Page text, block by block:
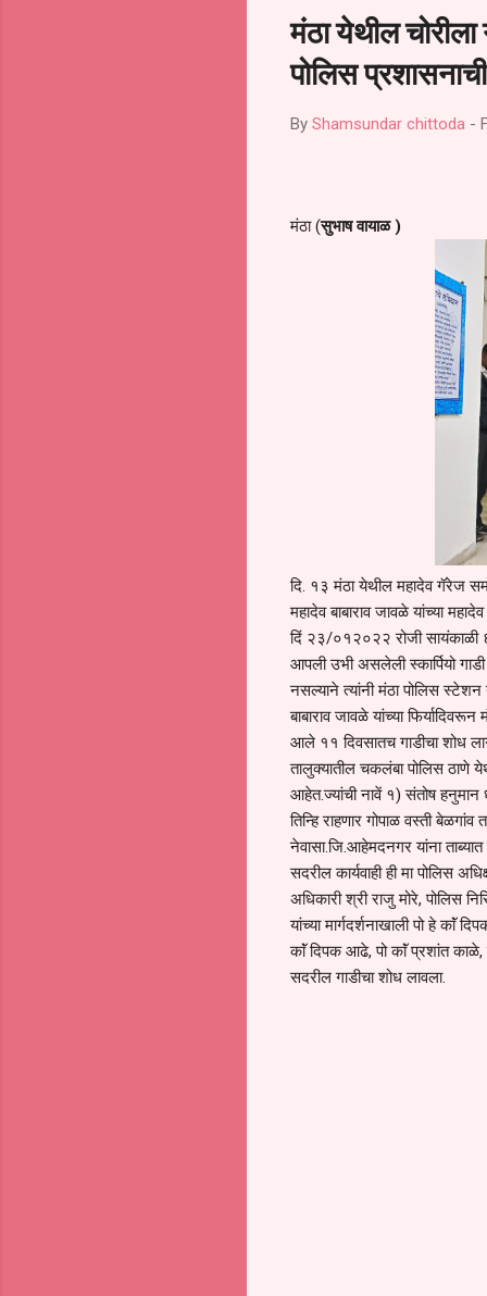
मंठा येथील
पोलिस
By Shamsundar chittoda -
मंठा (सुभाष वायाळ )
दि. १३ मंठा येथील महादेव गॅरेज
महादेव बाबाराव जावळे यांच्या
दिं २३/०१२०२२ रोजी सायंकाळी
आपली उभी असलेली स्कार्पियो
नसल्याने त्यांनी मंठा पोलिस स्टेशन
बाबाराव जावळे यांच्या
आले ११ दिवसातच गाडीचा शोध
तालुक्यातील चकलंबा पोलिस ठाणे
आहेत.ज्यांची नावें १) संतोष हनुमान
तिन्हि राहणार गोपाळ वस्ती
नेवासा.जि.आहेमदनगर यांना
सदरील कार्यवाही ही मा पोलिस
अधिकारी श्री राजु मोरे, पोलिस
यांच्या मार्गदर्शनाखाली पो हे काॅं
काॅं दिपक आढे, पो काॅं प्रशांत काळे,
सदरील गाडीचा शोध लावला.